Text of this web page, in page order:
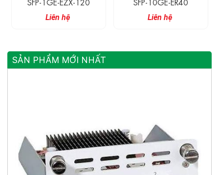
Liên hệ Liên hệ
SẢN PHẨM MỚI NHẤT